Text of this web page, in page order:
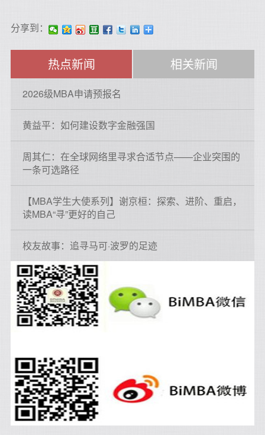
分享到：
热点新闻 相关新闻
2026级MBA申请预报名
黄益平：如何建设数字金融强国
周其仁：在全球网络里寻求合适节点——企业突围的
一条可选路径
【MBA学生大使系列】谢京桓：探索、进阶、重启，
读MBA“寻”更好的自己
校友故事：追寻马可·波罗的足迹